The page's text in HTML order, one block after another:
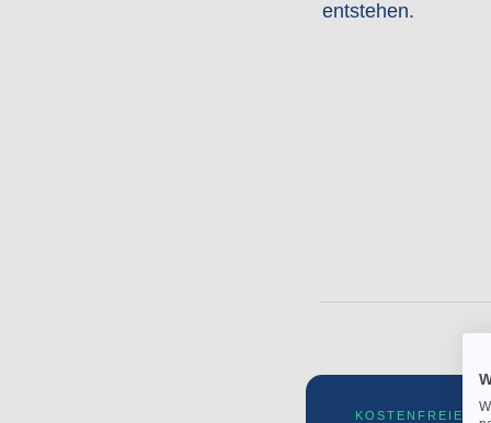
entstehen.
KOSTENFREIER